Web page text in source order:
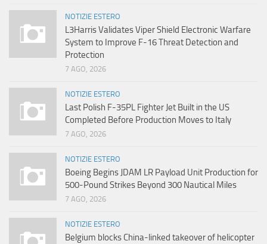
NOTIZIE ESTERO
L3Harris Validates Viper Shield Electronic Warfare
System to Improve F-16 Threat Detection and
Protection
7 AGO, 2026
NOTIZIE ESTERO
Last Polish F-35PL Fighter Jet Built in the US
Completed Before Production Moves to Italy
7 AGO, 2026
NOTIZIE ESTERO
Boeing Begins JDAM LR Payload Unit Production for
500-Pound Strikes Beyond 300 Nautical Miles
7 AGO, 2026
NOTIZIE ESTERO
Belgium blocks China-linked takeover of helicopter